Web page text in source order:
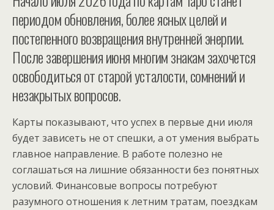
периодом обновления, более ясных целей и
постепенного возвращения внутренней энергии.
После завершения июня многим знакам захочется
освободиться от старой усталости, сомнений и
незакрытых вопросов.
Карты показывают, что успех в первые дни июля
будет зависеть не от спешки, а от умения выбрать
главное направление. В работе полезно не
соглашаться на лишние обязанности без понятных
условий. Финансовые вопросы потребуют
разумного отношения к летним тратам, поездкам